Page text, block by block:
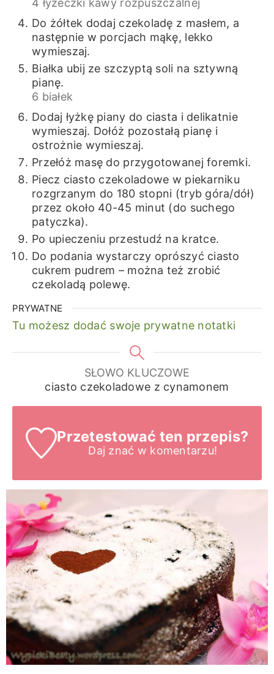
Do żółtek dodaj czekoladę z masłem, a
następnie w porcjach mąkę, lekko
wymieszaj.
Białka ubij ze szczyptą soli na sztywną
pianę.
6 białek
Dodaj łyżkę piany do ciasta i delikatnie
wymieszaj. Dołóż pozostałą pianę i
ostrożnie wymieszaj.
Przełóż masę do przygotowanej foremki.
Piecz ciasto czekoladowe w piekarniku
rozgrzanym do 180 stopni (tryb góra/dół)
przez około 40-45 minut (do suchego
patyczka).
Po upieczeniu przestudź na kratce.
Do podania wystarczy oprószyć ciasto
cukrem pudrem – można też zrobić
czekoladą polewę.
PRYWATNE
Tu możesz dodać swoje prywatne notatki
SŁOWO KLUCZOWE
ciasto czekoladowe z cynamonem
Przetestować ten przepis?
Daj znać w komentarzu!